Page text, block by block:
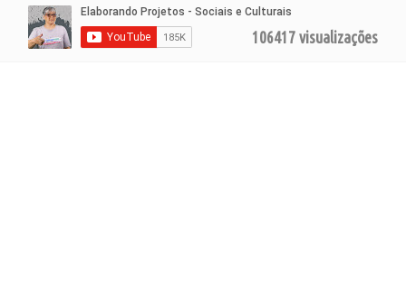
106417 visualizações